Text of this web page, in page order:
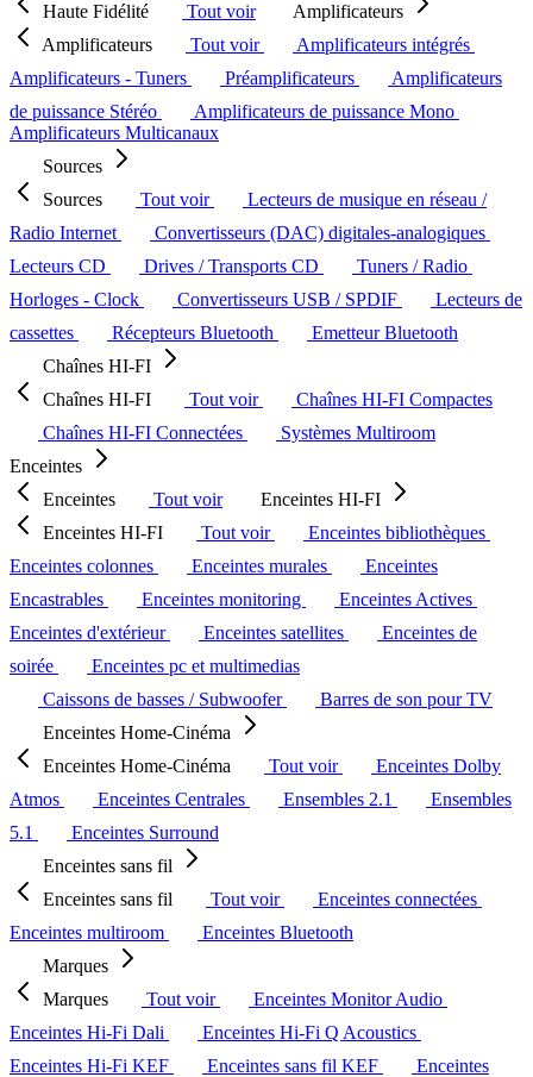
Haute Fidélité
Tout voir
Amplificateurs
Amplificateurs
Tout voir
Amplificateurs intégrés
Amplificateurs - Tuners
Préamplificateurs
Amplificateurs
de puissance Stéréo
Amplificateurs de puissance Mono
Amplificateurs Multicanaux
Sources
Sources
Tout voir
Lecteurs de musique en réseau /
Radio Internet
Convertisseurs (DAC) digitales-analogiques
Lecteurs CD
Drives / Transports CD
Tuners / Radio
Horloges - Clock
Convertisseurs USB / SPDIF
Lecteurs de
cassettes
Récepteurs Bluetooth
Emetteur Bluetooth
Chaînes HI-FI
Chaînes HI-FI
Tout voir
Chaînes HI-FI Compactes
Chaînes HI-FI Connectées
Systèmes Multiroom
Enceintes
Enceintes
Tout voir
Enceintes HI-FI
Enceintes HI-FI
Tout voir
Enceintes bibliothèques
Enceintes colonnes
Enceintes murales
Enceintes
Encastrables
Enceintes monitoring
Enceintes Actives
Enceintes d'extérieur
Enceintes satellites
Enceintes de
soirée
Enceintes pc et multimedias
Caissons de basses / Subwoofer
Barres de son pour TV
Enceintes Home-Cinéma
Enceintes Home-Cinéma
Tout voir
Enceintes Dolby
Atmos
Enceintes Centrales Ensembles 2.1
Ensembles
5.1
Enceintes Surround
Enceintes sans fil
Enceintes sans fil
Tout voir
Enceintes connectées
Enceintes multiroom
Enceintes Bluetooth
Marques
Marques
Tout voir
Enceintes Monitor Audio
Enceintes Hi-Fi Dali
Enceintes Hi-Fi Q Acoustics
Enceintes Hi-Fi KEF
Enceintes sans fil KEF
Enceintes